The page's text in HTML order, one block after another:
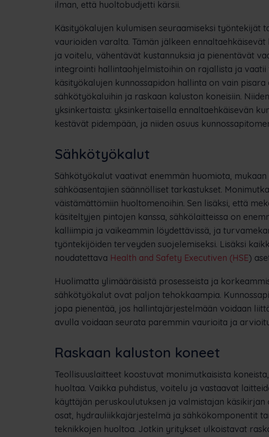
ilman, että huoltobudjetti kärsii.
Käsityökalujen kulumisen seuraamiseksi työntekijät
vaurioiden varalta. Tämän jälkeen
ja voitelu, vähentävät kustannuksia ja pienentävät
integrointi hallintaohjelmistoihin on rajallista ja
käsityökalujen kunnossapidon hallinta on vain
sähkötyökaluihin ja raskaan kaluston koneisiin.
yksinkertaista: yksinkertaisella ennaltaehkäisevän
kestävät pidempään, ja niiden osuus
Sähkötyökalut
Sähkötyökalut vaativat enemmän huomiota,
sähköasentajien säännölliset tarkastukset.
väistämättömiin huoltomenoihin. Sen lisäksi, että
käsiteltyjen pintojen kanssa, sähkölaitteissa on
kalliimpia ja vaikeammin löydettävissä, ja
työntekijöiden terveyden suojelemiseksi. Lisäksi
noudatettava Health and Safety Executiven (HSE)
Huolimatta ylimääräisistä prosesseista ja
sähkötyökalut ovat paljon tehokkaampia.
jopa pienentää, jos hallintajärjestelmään voidaan
avulla voidaan seurata paremmin vaurioita ja
Raskaan kaluston koneet
Teollisuuslaitteet koostuvat monimutkaisista
huoltaa. Vaikka puhdistus, voitelu ja vastaavat
käyttäjän peruskoulutuksen ja valmistajan
osat, hydrauliikkajärjestelmä ja sähkökomponentit
teknikkojen huoltoa. Jotkin yritykset ulkoistavat